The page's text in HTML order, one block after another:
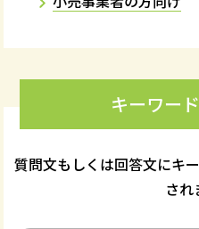
キーワー
質問文もしくは回答文にキ
され